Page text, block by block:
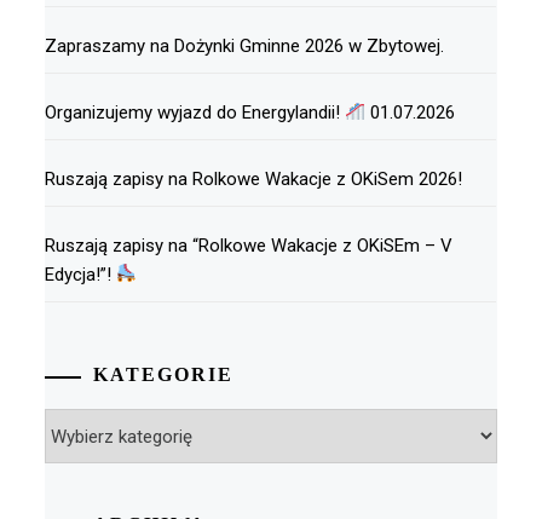
Zapraszamy na Dożynki Gminne 2026 w Zbytowej.
Organizujemy wyjazd do Energylandii! 01.07.2026
Ruszają zapisy na Rolkowe Wakacje z OKiSem 2026!
Ruszają zapisy na “Rolkowe Wakacje z OKiSEm – V
Edycja!”!
KATEGORIE